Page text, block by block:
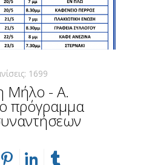
1699
Μήλο - Α.
πρόγραμμα